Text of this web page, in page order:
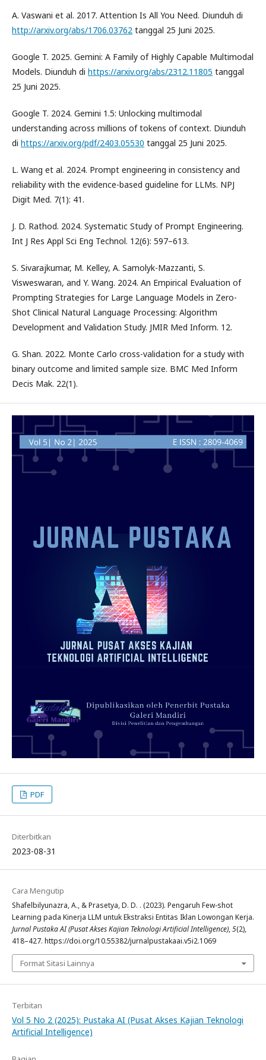
A. Vaswani et al. 2017. Attention Is All You Need. Diunduh di
http://arxiv.org/abs/1706.03762 tanggal 25 Juni 2025.
Google T. 2025. Gemini: A Family of Highly Capable Multimodal
Models. Diunduh di https://arxiv.org/abs/2312.11805 tanggal
25 Juni 2025.
Google T. 2024. Gemini 1.5: Unlocking multimodal
understanding across millions of tokens of context. Diunduh
di https://arxiv.org/pdf/2403.05530 tanggal 25 Juni 2025.
L. Wang et al. 2024. Prompt engineering in consistency and
reliability with the evidence-based guideline for LLMs. NPJ
Digit Med. 7(1): 41.
J. D. Rathod. 2024. Systematic Study of Prompt Engineering.
Int J Res Appl Sci Eng Technol. 12(6): 597–613.
S. Sivarajkumar, M. Kelley, A. Samolyk-Mazzanti, S.
Visweswaran, and Y. Wang. 2024. An Empirical Evaluation of
Prompting Strategies for Large Language Models in Zero-
Shot Clinical Natural Language Processing: Algorithm
Development and Validation Study. JMIR Med Inform. 12.
G. Shan. 2022. Monte Carlo cross-validation for a study with
binary outcome and limited sample size. BMC Med Inform
Decis Mak. 22(1).
PDF
Diterbitkan
2023-08-31
Cara Mengutip
Shafelbilyunazra, A., & Prasetya, D. D. . (2023). Pengaruh Few-shot
Learning pada Kinerja LLM untuk Ekstraksi Entitas Iklan Lowongan Kerja.
Jurnal Pustaka AI (Pusat Akses Kajian Teknologi Artificial Intelligence),5(2),
418–427. https://doi.org/10.55382/jurnalpustakaai.v5i2.1069
Format Sitasi Lainnya
Terbitan
Vol 5 No 2 (2025): Pustaka AI (Pusat Akses Kajian Teknologi
Artificial Intelligence)